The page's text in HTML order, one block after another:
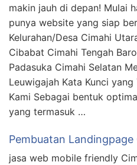
makin jauh di depan! Mulai
punya website yang siap
Kelurahan/Desa Cimahi
Cibabat Cimahi Tengah
Padasuka Cimahi Selatan
Leuwigajah Kata Kunci
Kami Sebagai bentuk
yang termasuk …
Pembuatan
jasa web mobile friendly